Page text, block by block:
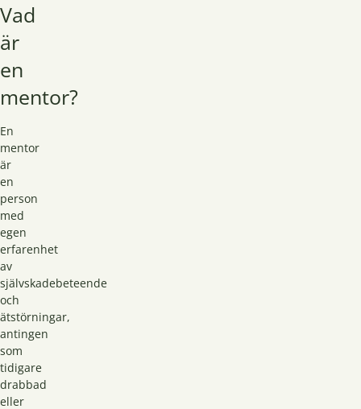
Vad
är
en
mentor?
En
mentor
är
en
person
med
egen
erfarenhet
av
självskadebeteende
och
ätstörningar,
antingen
som
tidigare
drabbad
eller